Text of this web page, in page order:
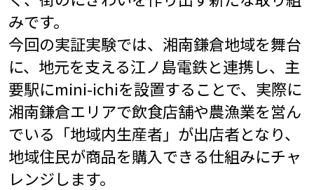
みです。
今回の実証実験では、湘南鎌倉地域を舞台
に、地元を支える江ノ島電鉄と連携し、主
要駅にmini-ichiを設置することで、実際に
湘南鎌倉エリアで飲食店舗や農漁業を営ん
でいる「地域内生産者」が出店者となり、
地域住民が商品を購入できる仕組みにチャ
レンジします。